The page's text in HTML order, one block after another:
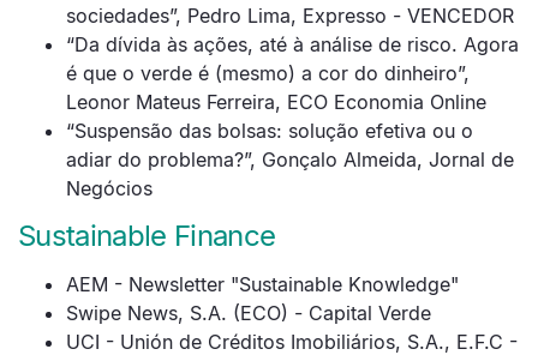
sociedades”, Pedro Lima, Expresso - VENCEDOR
“Da dívida às ações, até à análise de risco. Agora
é que o verde é (mesmo) a cor do dinheiro”,
Leonor Mateus Ferreira, ECO Economia Online
“Suspensão das bolsas: solução efetiva ou o
adiar do problema?”, Gonçalo Almeida, Jornal de
Negócios
Sustainable Finance
AEM - Newsletter "Sustainable Knowledge"
Swipe News, S.A. (ECO) - Capital Verde
UCI - Unión de Créditos Imobiliários, S.A., E.F.C -